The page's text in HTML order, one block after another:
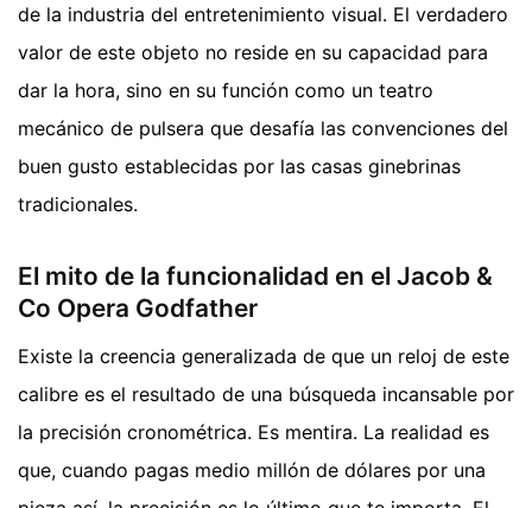
de la industria del entretenimiento visual. El verdadero
valor de este objeto no reside en su capacidad para
dar la hora, sino en su función como un teatro
mecánico de pulsera que desafía las convenciones del
buen gusto establecidas por las casas ginebrinas
tradicionales.
El mito de la funcionalidad en el Jacob &
Co Opera Godfather
Existe la creencia generalizada de que un reloj de este
calibre es el resultado de una búsqueda incansable por
la precisión cronométrica. Es mentira. La realidad es
que, cuando pagas medio millón de dólares por una